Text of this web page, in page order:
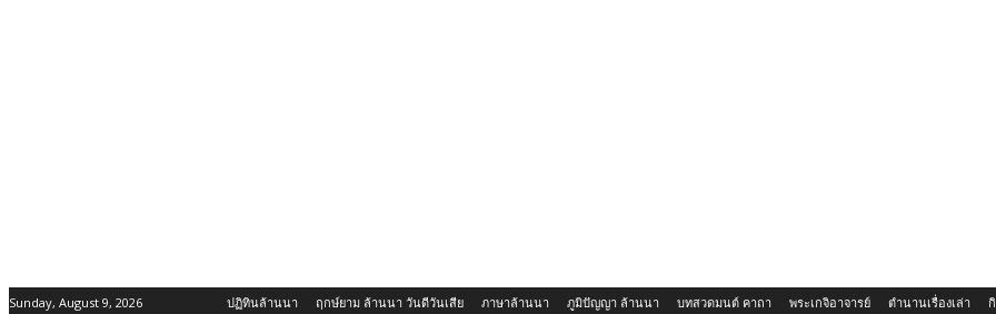
Sunday, August 9, 2026 ปฏิทินล้านนา ฤกษ์ยาม ล้านนา วันดีวันเสีย ภาษาล้านนา ภูมิปัญญา ล้านนา บทสวดมนต์ คาถา พระเกจิอาจารย์ ตำนานเรื่องเล่า